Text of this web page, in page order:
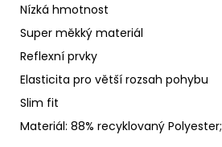
Nízká hmotnost
Super měkký materiál
Reflexní prvky
Elasticita pro větší rozsah pohybu
Slim fit
Materiál: 88% recyklovaný Polyester;